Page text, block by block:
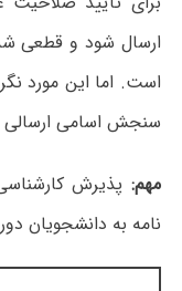
ارسال شود و قطعی
است. اما این مورد
سنجش اسامی ارسالی
مهم: پذیرش
نامه به دانشجویان